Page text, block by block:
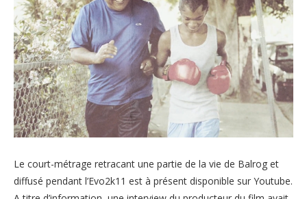
Le court-métrage retracant une partie de la vie de Balrog et
diffusé pendant l’Evo2k11 est à présent disponible sur Youtube.